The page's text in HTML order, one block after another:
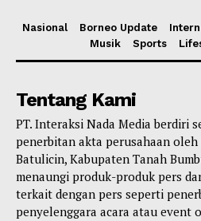
Nasional Borneo Update
Musik
Sports
Tentang Kami
PT. Interaksi Nada Media berdiri
penerbitan akta perusahaan
Batulicin, Kabupaten Tanah
menaungi produk-produk pers
terkait dengan pers seperti
penyelenggara acara atau event